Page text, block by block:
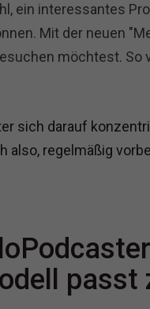
ein interessantes
Mit der neuen
möchtest. So
sich darauf
also, regelmäßig
passt